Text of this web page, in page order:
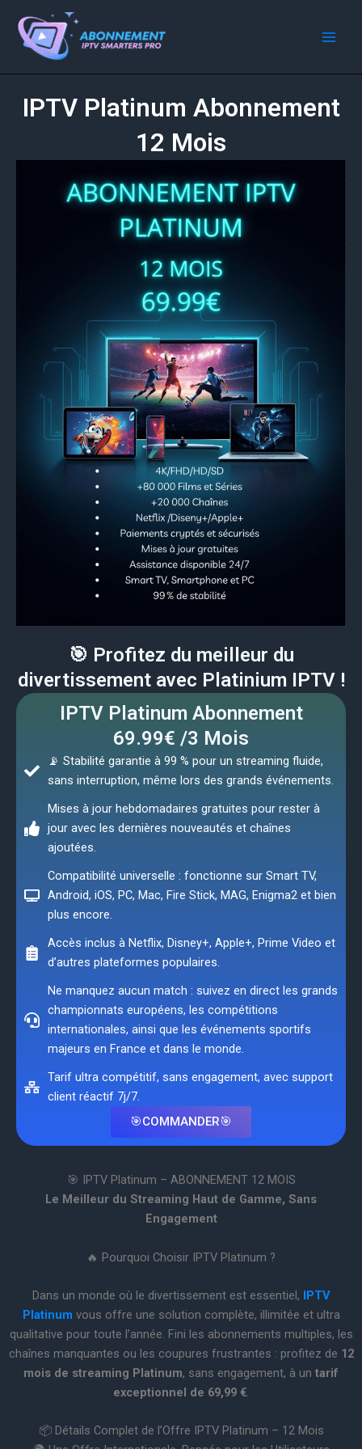
content
IPTV Platinum Abonnement
12 Mois
🎯 Profitez du meilleur du
divertissement avec Platinium IPTV !
IPTV Platinum Abonnement
69.99€ /3 Mois
📡 Stabilité garantie à 99 % pour un streaming fluide,
sans interruption, même lors des grands événements.
Mises à jour hebdomadaires gratuites pour rester à
jour avec les dernières nouveautés et chaînes
ajoutées.
Compatibilité universelle : fonctionne sur Smart TV,
Android, iOS, PC, Mac, Fire Stick, MAG, Enigma2 et bien
plus encore.
Accès inclus à Netflix, Disney+, Apple+, Prime Video et
d’autres plateformes populaires.
Ne manquez aucun match : suivez en direct les grands
championnats européens, les compétitions
internationales, ainsi que les événements sportifs
majeurs en France et dans le monde.
Tarif ultra compétitif, sans engagement, avec support
client réactif 7j/7.
🎯COMMANDER🎯
🎯 IPTV Platinum – ABONNEMENT 12 MOIS
Le Meilleur du Streaming Haut de Gamme, Sans
Engagement
🔥 Pourquoi Choisir IPTV Platinum ?
Dans un monde où le divertissement est essentiel, IPTV
Platinum vous offre une solution complète, illimitée et ultra
qualitative pour toute l’année. Fini les abonnements multiples, les
chaînes manquantes ou les coupures frustrantes : profitez de 12
mois de streaming Platinum, sans engagement, à un tarif
exceptionnel de 69,99 €.
📦 Détails Complet de l’Offre IPTV Platinum – 12 Mois